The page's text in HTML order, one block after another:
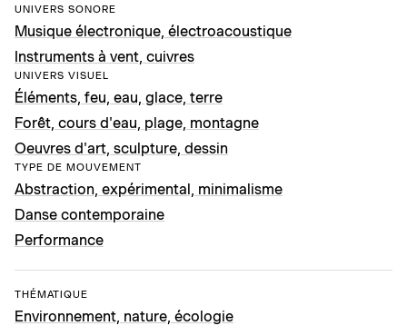
UNIVERS SONORE
Musique électronique, électroacoustique
Instruments à vent, cuivres
UNIVERS VISUEL
Éléments, feu, eau, glace, terre
Forêt, cours d'eau, plage, montagne
Oeuvres d'art, sculpture, dessin
TYPE DE MOUVEMENT
Abstraction, expérimental, minimalisme
Danse contemporaine
Performance
THÉMATIQUE
Environnement, nature, écologie